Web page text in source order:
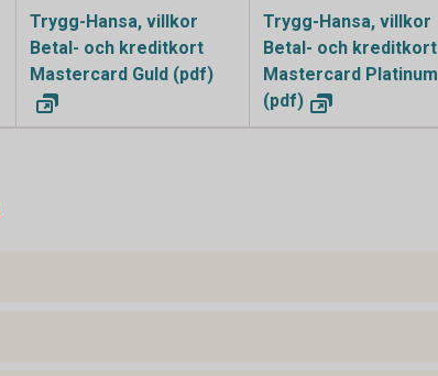
Trygg-Hansa, villkor
Betal- och kreditkort
Mastercard Guld (pdf)
Trygg-Hansa, villkor
Betal- och kreditkort
Mastercard Platinum
(pdf)